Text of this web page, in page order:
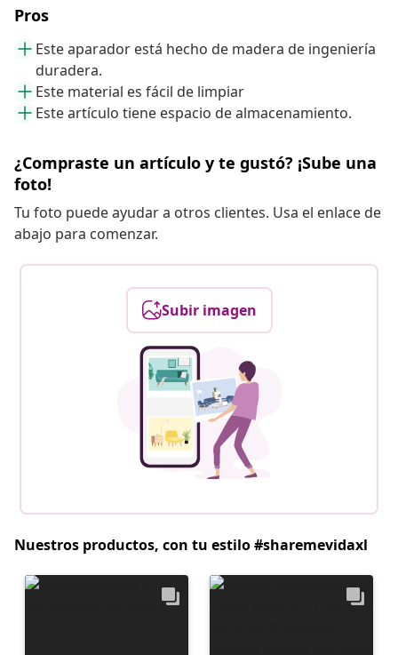
Pros
Este aparador está hecho de madera de ingeniería
duradera.
Este material es fácil de limpiar
Este artículo tiene espacio de almacenamiento.
¿Compraste un artículo y te gustó? ¡Sube una
foto!
Tu foto puede ayudar a otros clientes. Usa el enlace de
abajo para comenzar.
Subir imagen
Nuestros productos, con tu estilo #sharemevidaxl